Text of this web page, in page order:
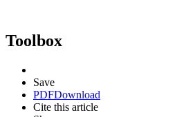
Toolbox
Save
PDFDownload
Cite this article